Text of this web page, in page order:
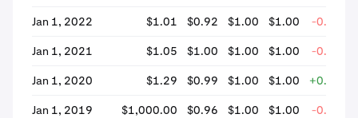
Jan 1, 2022 $1.01 $0.92 $1.00 $1.00 -0.05%
Jan 1, 2021 $1.05 $1.00 $1.00 $1.00 -0.12%
Jan 1, 2020 $1.29 $0.99 $1.00 $1.00 +0.48%
Jan 1, 2019 $1,000.00 $0.96 $1.00 $1.00 -0.28%